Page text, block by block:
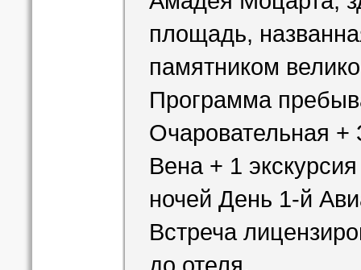
площадь,
памятником
Программа
Очаровательная +
Вена + 1
ночей День 1-й
Встреча